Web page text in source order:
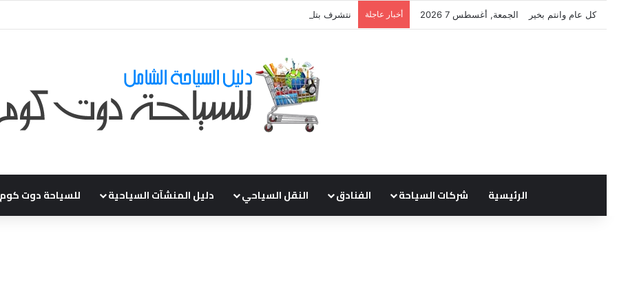
كل عام وانتم بخير الجمعة, أغسطس 7 2026 أخبار عاجلة نتشرف بتلقي طلباتكم و استفسارتكم ... لو عندك سؤال او استفسار ماتدرددش فى طلب
الرئيسية شركات السياحة الفنادق النقل السياحي دليل المنشآت السياحية للسياحة دوت كوم